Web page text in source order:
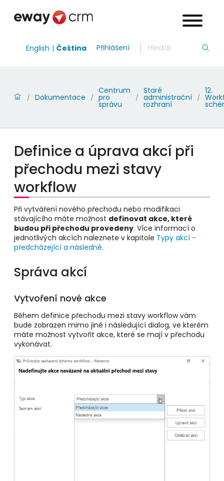
English Čeština Přihlášení
/ Dokumentace /
Centrum
pro
správu
/
Staré
administrační
rozhraní
/
12.
Definice a úprava akcí při
přechodu mezi stavy
workflow
Při vytváření nového přechodu nebo modifikaci
stávajícího máte možnost definovat akce, které
budou při přechodu provedeny. Více informací o
jednotlivých akcích naleznete v kapitole Typy akcí -
předcházející a následné.
Správa akcí
Vytvoření nové akce
Během definice přechodu mezi stavy workflow vám
bude zobrazen mimo jiné i následující dialog, ve kterém
máte možnost vytvořit akce, které se mají v přechodu
vykonávat.